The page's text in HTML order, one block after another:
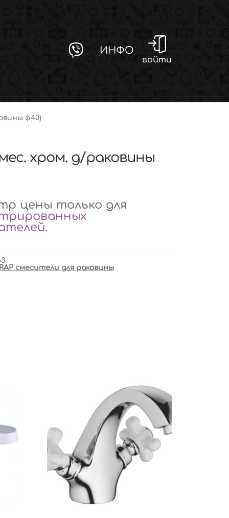
ИНФО
войти
ф40)
хром. д/раковины
цены только для
.
смесители для раковины